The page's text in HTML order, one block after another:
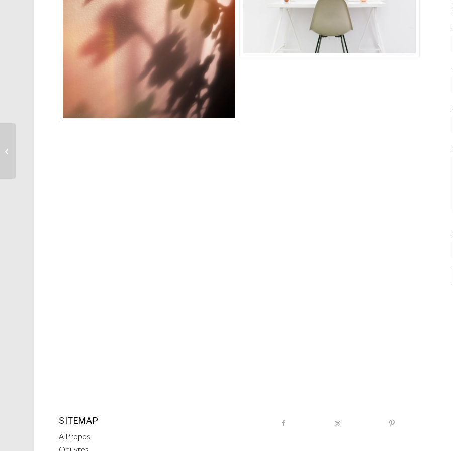
SITEMAP
A Propos
Oeuvres